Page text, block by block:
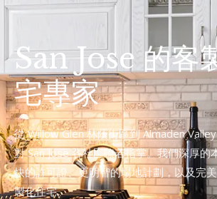
San Jose 的客
宅專家
從 Willow Glen 林蔭街區到 Almaden
對 San Jose 各社區瞭若指掌。我們深厚的
快的許可證、更明智的場地計劃，以及完
製化住宅。